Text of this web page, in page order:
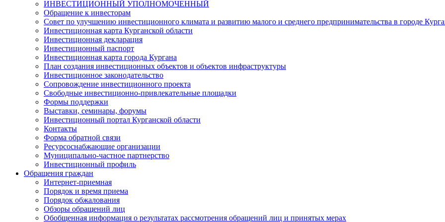
ИНВЕСТИЦИОННЫЙ УПОЛНОМОЧЕННЫЙ
Обращение к инвесторам
Совет по улучшению инвестиционного климата и развитию малого и среднего предпринимательства в городе
Инвестиционная карта Курганской области
Инвестиционная декларация
Инвестиционный паспорт
Инвестиционная карта города Кургана
План создания инвестиционных объектов и объектов инфраструктуры
Инвестиционное законодательство
Сопровождение инвестиционного проекта
Свободные инвестиционно-привлекательные площадки
Формы поддержки
Выставки, семинары, форумы
Инвестиционный портал Курганской области
Контакты
Форма обратной связи
Ресурсоснабжающие организации
Муниципально-частное партнерство
Инвестиционный профиль
Обращения граждан
Интернет-приемная
Порядок и время приема
Порядок обжалования
Обзоры обращений лиц
Обобщенная информация о результатах рассмотрения обращений лиц и принятых мерах